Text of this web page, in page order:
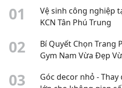
01
Vệ sinh công nghiệp
KCN Tân Phú Trung
02
Bí Quyết Chọn Trang
Gym Nam Vừa Đẹp
03
Góc decor nhỏ - Thay